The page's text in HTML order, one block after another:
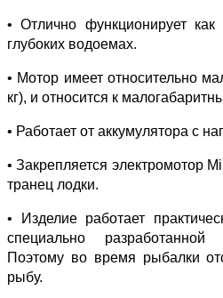
• Отлично функционирует
глубоких водоемах.
• Мотор имеет относительно
кг), и относится к
• Работает от аккумулятора с
• Закрепляется электромотор
транец лодки.
• Изделие работает
специально разработанной
Поэтому во время рыбалки
рыбу.